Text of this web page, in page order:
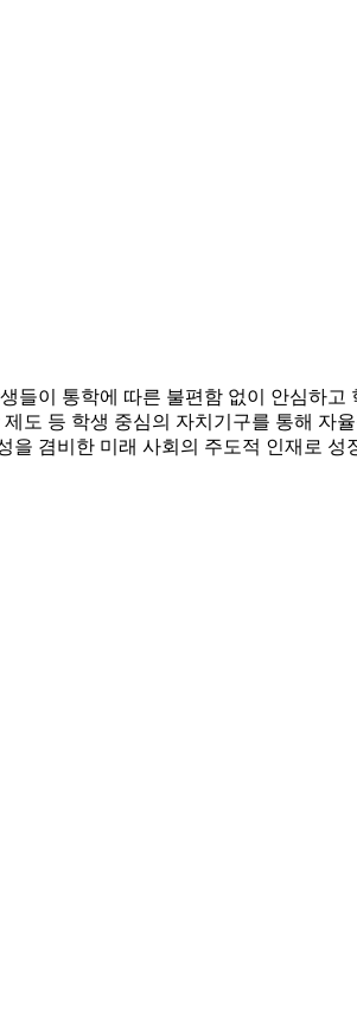
들이 통학에 따른 불편함 없이 안심하
도 등 학생 중심의 자치기구를 통해
겸비한 미래 사회의 주도적 인재로